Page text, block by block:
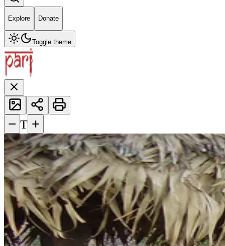
Explore Donate
Toggle theme
− T +